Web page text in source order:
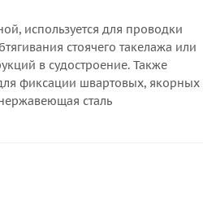
используется для проводки
стоячего такелажа или
в судостроение. Также
фиксации швартовых, якорных
сталь